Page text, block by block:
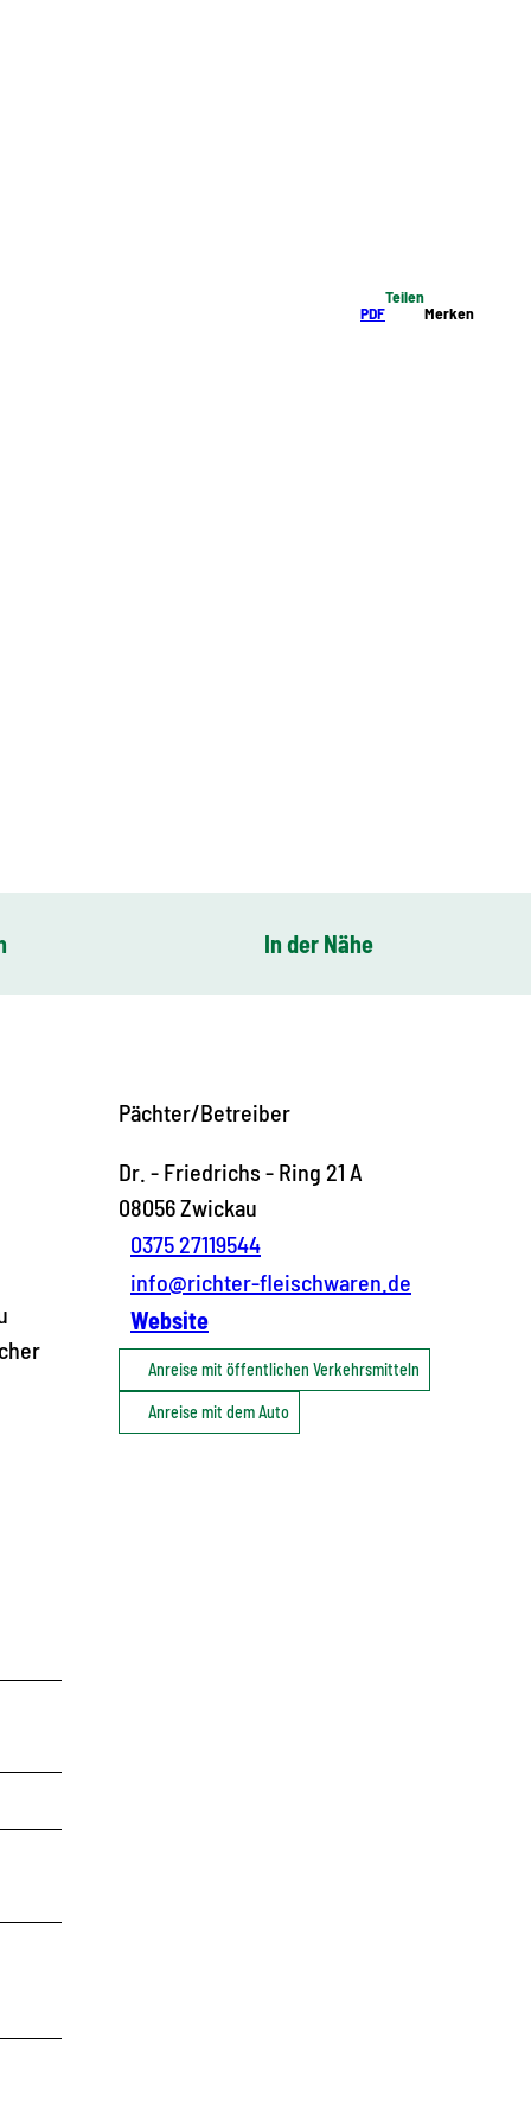
PDF
Teilen
Merken
In der Nähe
Pächter/Betreiber
Dr. - Friedrichs - Ring 21 A
08056Zwickau
0375 27119544
info@richter-fleischwaren.de
Website
Anreise mit öffentlichen Verkehrsmitteln
Anreise mit dem Auto